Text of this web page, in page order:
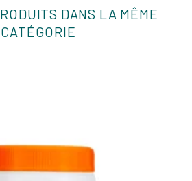
DANS LA MÊME
CATÉGORIE